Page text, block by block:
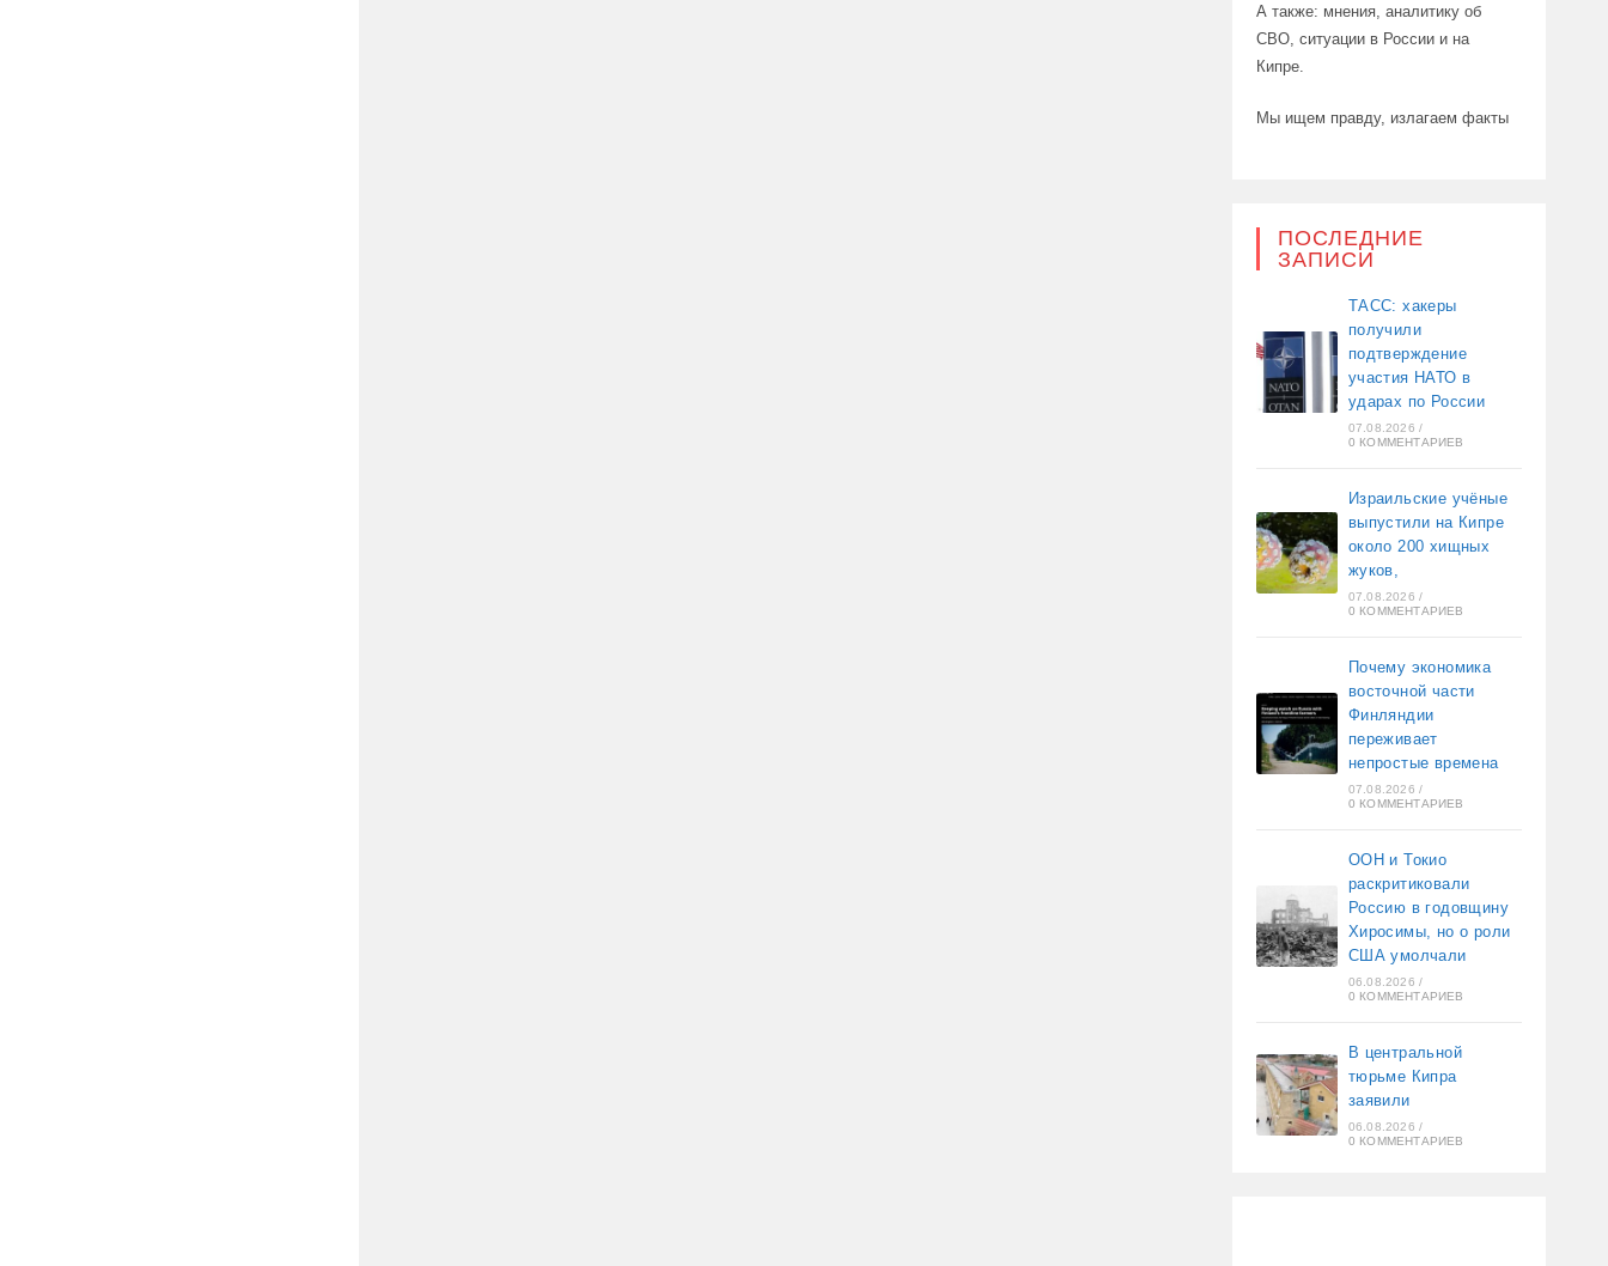
А также: мнения, аналитику об
СВО, ситуации в России и на
Кипре.
Мы ищем правду, излагаем факты
ПОСЛЕДНИЕ
ЗАПИСИ
ТАСС: хакеры
получили
подтверждение
участия НАТО в
ударах по России
07.08.2026 /
0 КОММЕНТАРИЕВ
Израильские учёные
выпустили на Кипре
около 200 хищных
жуков,
07.08.2026 /
0 КОММЕНТАРИЕВ
Почему экономика
восточной части
Финляндии
переживает
непростые времена
07.08.2026 /
0 КОММЕНТАРИЕВ
ООН и Токио
раскритиковали
Россию в годовщину
Хиросимы, но о роли
США умолчали
06.08.2026 /
0 КОММЕНТАРИЕВ
В центральной
тюрьме Кипра
заявили
06.08.2026 /
0 КОММЕНТАРИЕВ